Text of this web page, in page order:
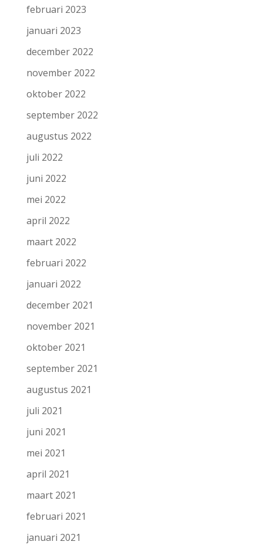
februari 2023
januari 2023
december 2022
november 2022
oktober 2022
september 2022
augustus 2022
juli 2022
juni 2022
mei 2022
april 2022
maart 2022
februari 2022
januari 2022
december 2021
november 2021
oktober 2021
september 2021
augustus 2021
juli 2021
juni 2021
mei 2021
april 2021
maart 2021
februari 2021
januari 2021